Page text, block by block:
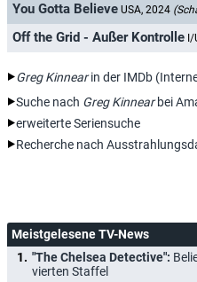
You Gotta Believe USA, 2024
Off the Grid - Außer Kontrolle
Greg Kinnearin der IMDb
Suche nach Greg Kinnearbei
erweiterte Seriensuche
Recherche nach
Meistgelesene TV-News
"The Chelsea Detective":
vierten Staffel